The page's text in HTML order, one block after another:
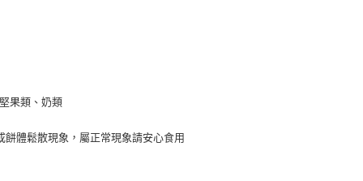
果類、奶類
體鬆散現象，屬正常現象請安心食用